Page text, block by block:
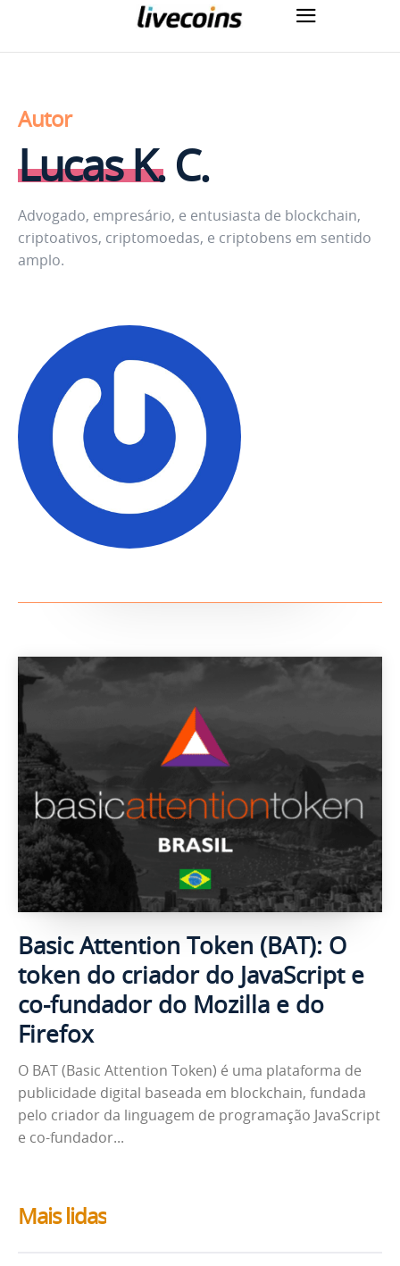
Autor
Lucas K. C.
Advogado, empresário, e entusiasta de blockchain,
criptoativos, criptomoedas, e criptobens em sentido
amplo.
Basic Attention Token (BAT): O
token do criador do JavaScript e
co-fundador do Mozilla e do
Firefox
O BAT (Basic Attention Token) é uma plataforma de
publicidade digital baseada em blockchain, fundada
pelo criador da linguagem de programação JavaScript
e co-fundador...
Mais lidas